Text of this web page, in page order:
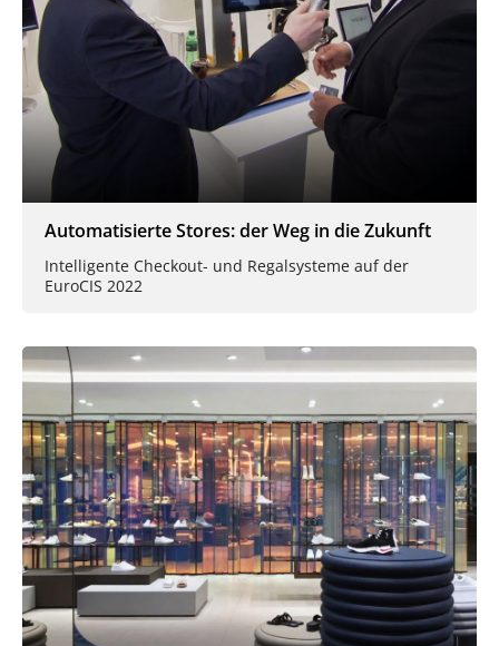
Automatisierte Stores: der Weg in die Zukunft
Intelligente Checkout- und Regalsysteme auf der
EuroCIS 2022